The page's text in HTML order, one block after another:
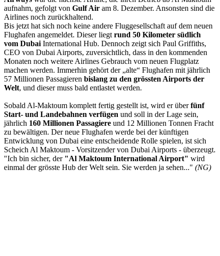
aufnahm, gefolgt von Gulf Air am 8. Dezember. Ansonsten sind die
Airlines noch zurückhaltend.
Bis jetzt hat sich noch keine andere Fluggesellschaft auf dem neuen
Flughafen angemeldet. Dieser liegt rund 50 Kilometer südlich
vom Dubai International Hub. Dennoch zeigt sich Paul Griffiths,
CEO von Dubai Airports, zuversichtlich, dass in den kommenden
Monaten noch weitere Airlines Gebrauch vom neuen Flugplatz
machen werden. Immerhin gehört der „alte“ Flughafen mit jährlich
57 Millionen Passagieren bislang zu den grössten Airports der
Welt, und dieser muss bald entlastet werden.
Sobald Al-Maktoum komplett fertig gestellt ist, wird er überfünf
Start- und Landebahnen verfügen und soll in der Lage sein,
jährlich 160 Millionen Passagiere und 12 Millionen Tonnen Fracht
zu bewältigen. Der neue Flughafen werde bei der künftigen
Entwicklung von Dubai eine entscheidende Rolle spielen, ist sich
Scheich Al Maktoum - Vorsitzender von Dubai Airports - überzeugt.
"Ich bin sicher, der "Al Maktoum International Airport" wird
einmal der grösste Hub der Welt sein. Sie werden ja sehen..." (NG)